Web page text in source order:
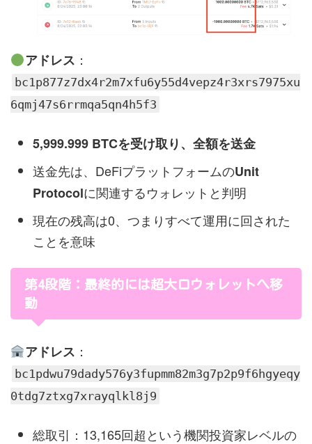
アドレス ：
bc1p877z7dx4r2m7xfu6y55d4vepz4r3xrs7975xu
6qmj47s6rrmqa5qn4h5f3
5,999.999 BTCを受け取り、全額を送金
送金先は、DeFiプラットフォームのUnit
Protocolに関連するウォレットと判明
現在の残高は0、つまりすべて運用に回された
ことを意味
第4段階：最終的には超大口ウォレットへ移
動
アドレス ：
bc1pdwu79dady576y3fupmm82m3g7p2p9f6hgyeqy
0tdg7ztxg7xrayqlkl8j9
総取引：13,165回超という機関投資家レベルの